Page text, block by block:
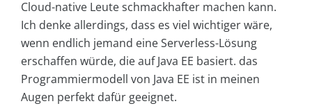
Cloud-native Leute schmackhafter machen kann.
Ich denke allerdings, dass es viel wichtiger wäre,
wenn endlich jemand eine Serverless-Lösung
erschaffen würde, die auf Java EE basiert. das
Programmiermodell von Java EE ist in meinen
Augen perfekt dafür geeignet.